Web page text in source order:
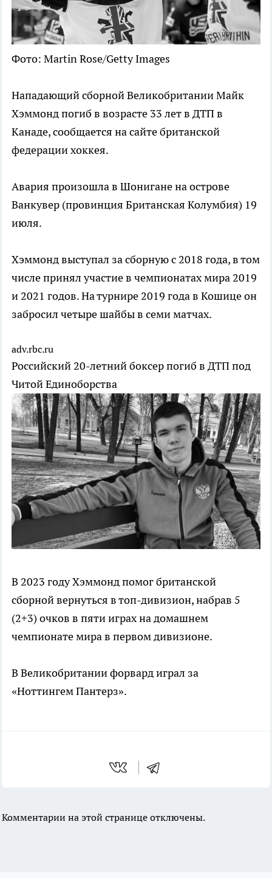
Фото: Martin Rose/Getty Images
Нападающий сборной Великобритании Майк
Хэммонд погиб в возрасте 33 лет в ДТП в
Канаде, сообщается на сайте британской
федерации хоккея.
Авария произошла в Шонигане на острове
Ванкувер (провинция Британская Колумбия) 19
июля.
Хэммонд выступал за сборную с 2018 года, в том
числе принял участие в чемпионатах мира 2019
и 2021 годов. На турнире 2019 года в Кошице он
забросил четыре шайбы в семи матчах.
adv.rbc.ru
Российский 20-летний боксер погиб в ДТП под
ЧитойЕдиноборства
В 2023 году Хэммонд помог британской
сборной вернуться в топ-дивизион, набрав 5
(2+3) очков в пяти играх на домашнем
чемпионате мира в первом дивизионе.
В Великобритании форвард играл за
«Ноттингем Пантерз».
Комментарии на этой странице отключены.